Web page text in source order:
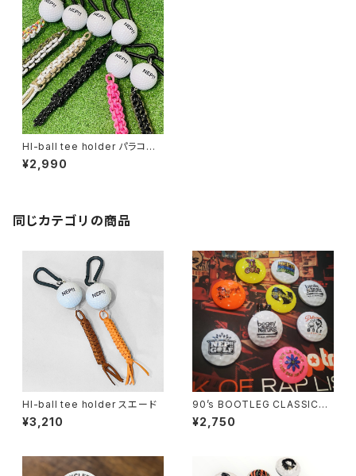
HI-ball tee holder パラコー
ド
¥2,990
同じカテゴリの商品
HI-ball tee holder スエード
¥3,210
90’s BOOTLEG CLASSICS
MARKER 2nd 選べる2個セッ
ト（キャップホルダー付き）
¥2,750